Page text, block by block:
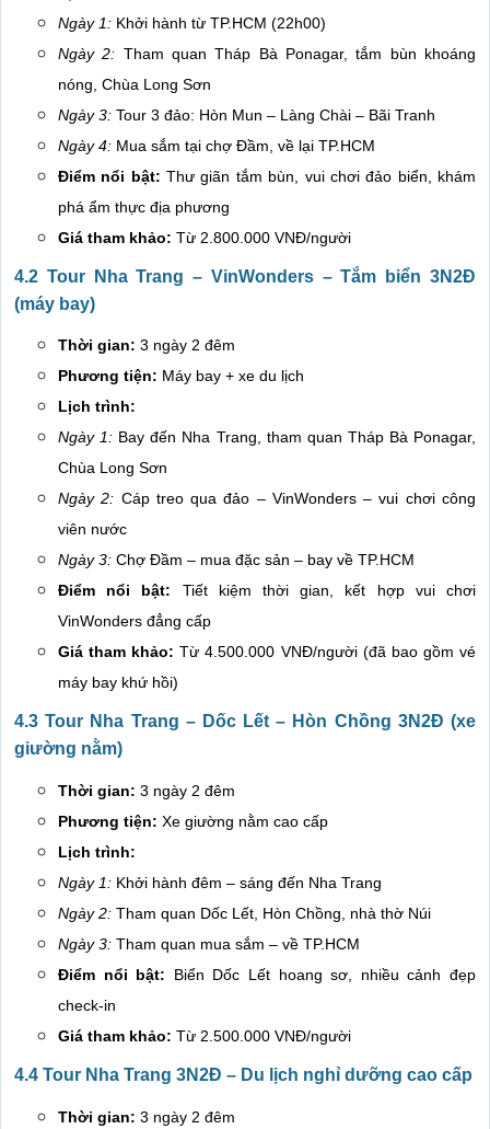
Ngày 1: Khởi hành từ TP.HCM (22h00)
Ngày 2: Tham quan Tháp Bà Ponagar, tắm bùn khoáng
nóng, Chùa Long Sơn
Ngày 3: Tour 3 đảo: Hòn Mun – Làng Chài – Bãi Tranh
Ngày 4: Mua sắm tại chợ Đầm, về lại TP.HCM
Điểm nổi bật: Thư giãn tắm bùn, vui chơi đảo biển, khám
phá ẩm thực địa phương
Giá tham khảo: Từ 2.800.000 VNĐ/người
4.2 Tour Nha Trang – VinWonders – Tắm biển 3N2Đ
(máy bay)
Thời gian: 3 ngày 2 đêm
Phương tiện: Máy bay + xe du lịch
Lịch trình:
Ngày 1: Bay đến Nha Trang, tham quan Tháp Bà Ponagar,
Chùa Long Sơn
Ngày 2: Cáp treo qua đảo – VinWonders – vui chơi công
viên nước
Ngày 3: Chợ Đầm – mua đặc sản – bay về TP.HCM
Điểm nổi bật: Tiết kiệm thời gian, kết hợp vui chơi
VinWonders đẳng cấp
Giá tham khảo: Từ 4.500.000 VNĐ/người (đã bao gồm vé
máy bay khứ hồi)
4.3 Tour Nha Trang – Dốc Lết – Hòn Chồng 3N2Đ (xe
giường nằm)
Thời gian: 3 ngày 2 đêm
Phương tiện: Xe giường nằm cao cấp
Lịch trình:
Ngày 1: Khởi hành đêm – sáng đến Nha Trang
Ngày 2: Tham quan Dốc Lết, Hòn Chồng, nhà thờ Núi
Ngày 3: Tham quan mua sắm – về TP.HCM
Điểm nổi bật: Biển Dốc Lết hoang sơ, nhiều cảnh đẹp
check-in
Giá tham khảo: Từ 2.500.000 VNĐ/người
4.4 Tour Nha Trang 3N2Đ – Du lịch nghỉ dưỡng cao cấp
Thời gian: 3 ngày 2 đêm